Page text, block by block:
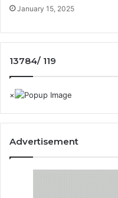
January 15, 2025
13784/ 119
Advertisement